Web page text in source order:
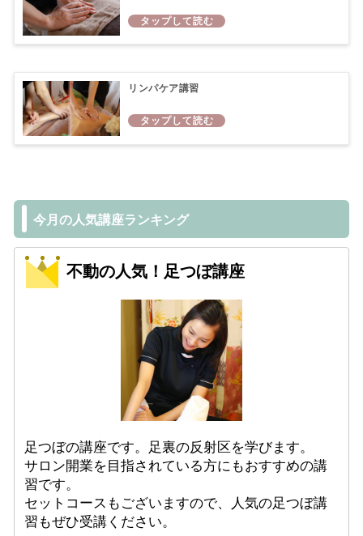
リンパケア講習
今月の人気講座ランキング
不動の人気！足つぼ講座
足つぼの講座です。足裏の反射区を学びます。
サロン開業を目指されている方にもおすすめの講
習です。
セットコースもございますので、人気の足つぼ講
習もぜひ受講ください。